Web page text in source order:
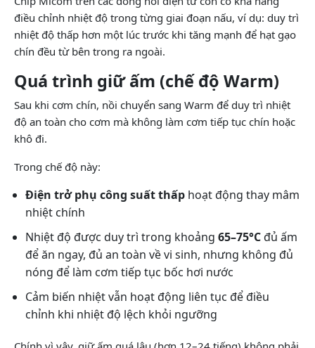
điều chỉnh nhiệt độ trong từng giai đoạn nấu, ví dụ: duy trì
nhiệt độ thấp hơn một lúc trước khi tăng mạnh để hạt gạo
chín đều từ bên trong ra ngoài.
Quá trình giữ ấm (chế độ Warm)
Sau khi cơm chín, nồi chuyển sang Warm để duy trì nhiệt
độ an toàn cho cơm mà không làm cơm tiếp tục chín hoặc
khô đi.
Trong chế độ này:
Điện trở phụ công suất thấp hoạt động thay mâm
nhiệt chính
Nhiệt độ được duy trì trong khoảng 65–75°Cđủ ấm
để ăn ngay, đủ an toàn về vi sinh, nhưng không đủ
nóng để làm cơm tiếp tục bốc hơi nước
Cảm biến nhiệt vẫn hoạt động liên tục để điều
chỉnh khi nhiệt độ lệch khỏi ngưỡng